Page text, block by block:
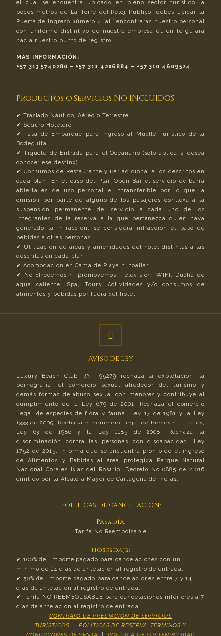
el cual se encuentra ubicado en pleno sector turístico, a
pocos metros de La Torre del Reloj Público, debes ubicar la
Puerta de Ingreso número 4, allí encontrarás nuestro personal
con uniforme distintivo de nuestra empresa quien te guiará
hacia nuestro punto de registro.
MÁS INFORMACIÓN:
+57 313 5740280 – +57 311 4206884 – +57 310 4609524
Productos o Servicios NO INCLUIDOS
✔︎ Traslado Náutico, Aéreo o Terrestre
✔︎ Seguro Hotelero
✔︎ Tasa de Embarque para Ingreso al Muelle Turístico de la
Bodeguita
✔︎ Tiquete de Entrada para el Oceanario (solo aplica si desea
conocer ese destino)
✔︎ Consumos de Restaurante y Bar adicional a los descritos en
cada plan. En el caso del Plan Open Bar el servicio de barra
abierta es de uso personal e intransferible por lo que la
omisión por parte de alguno de los pasajeros conlleva a la
suspensión permanente del servicio a cada uno de los
integrantes de la reserva a la que pertenezca quien haya
generado la infracción, se considera infracción el paso de
bebidas a otras personas
✔︎ Utilización de áreas y amenidades del hotel distintas a las
descritas en cada plan
✔︎ Acomodación en Cama de Playa ni toallas
✔︎ No ofrecemos ni promovemos: Televisión, WIFI, Ducha de
agua caliente, Spa, Tours, Actividades y/o consumos de
alimentos y bebidas por fuera del hotel
AVISO DE LEY
Luxury Beach Club RNT 95279 rechaza la explotación, la
pornografía, el comercio sexual alrededor del turismo y
demás formas de abuso sexual con menores y contribuye al
cumplimiento de la Ley 679 de 2001. Rechaza el comercio
ilegal de especies de flora y fauna, Ley 17 de 1981 y la Ley
1333 de 2009. Rechaza el comercio ilegal de bienes culturales,
Ley 63 de 1986 y la Ley 1185 de 2008. Rechaza la
discriminación contra las personas con discapacidad, Ley
1752 de 2015. Informa que se encuentra prohibido el ingreso
de Alimentos y Bebidas al área protegida Parque Natural
Nacional Corales Islas del Rosario, Decreto No 0885 de 2.016
emitido por la Alcaldía Mayor de Cartagena de Indias.
POLITICAS DE CANCELACION:
Pasadía:
Tarifa No Reembolsable
Hospedaje:
✔︎ 100% del importe pagado para cancelaciones con un
mínimo de 14 días de antelación al registro de entrada.
✔︎ 50% del importe pagado para cancelaciones entre 7 y 14
días de antelación al registro de entrada.
✔︎ Tarifa NO REEMBOLSABLE para cancelaciones inferiores a 7
días de antelación al registro de entrada
CONTRATO DE PRESTACIÓN DE SERVICIOS
TURÍSTICOS
POLÍTICAS DE RESERVA, TÉRMINOS Y